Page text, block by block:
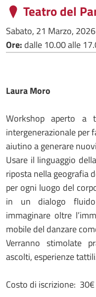
Teatro del
Sabato, 21 Marzo, 2026
Ore: dalle 10.00 alle
Laura Moro
Workshop aperto a
intergenerazionale per
aiutino a generare
Usare il linguaggio
riposta nella geografia
per ogni luogo del
in un dialogo
immaginare oltre
mobile del danzare
Verranno stimolate
ascolti, esperienze
Costo di iscrizione: 30€